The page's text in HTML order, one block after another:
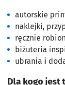
autorskie
naklejki,
ręcznie
biżuteria
ubrania i
Dla kogo jest